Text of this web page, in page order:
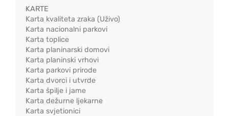
KARTE
Karta kvaliteta zraka (Uživo)
Karta nacionalni parkovi
Karta toplice
Karta planinarski domovi
Karta planinski vrhovi
Karta parkovi prirode
Karta dvorci i utvrde
Karta špilje i jame
Karta dežurne ljekarne
Karta svjetionici